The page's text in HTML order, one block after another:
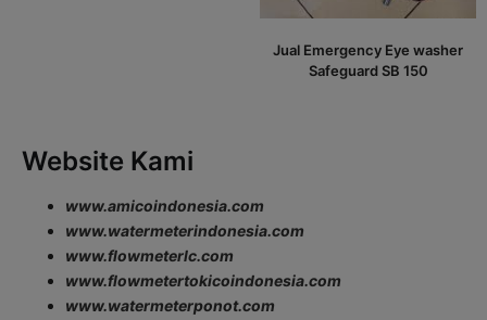
Jual Emergency Eye washer
Safeguard SB 150
Website Kami
www.amicoindonesia.com
www.watermeterindonesia.com
www.flowmeterlc.com
www.flowmetertokicoindonesia.com
www.watermeterponot.com